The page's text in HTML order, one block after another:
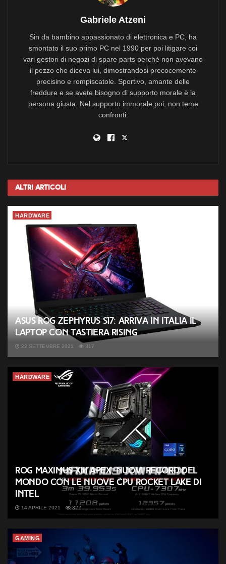
Gabriele Atzeni
Sin da bambino appassionato di elettronica e PC, ha
smontato il suo primo PC nel 1990 per poi litigare coi
vari gestori di negozi di spare parts perchè non avevano
il pezzo che diceva lui, dimostrandosi precocemente
precisino e rompiscatole. Sportivo, amante delle
freddure e se avete bisogno di supporto morale è la
persona giusta. Nel supporto immorale poi, non teme
confronti.
Altri Articoli
HARDWARE
ASUS ROG Zephyrus S17: arriva in Italia il
laptop con tastiera Rising
22 SETTEMBRE 2021 317
HARDWARE
ROG Maximus XIII Apex: nuovi record del
mondo con le nuove CPU Rocket Lake di
Intel
14 APRILE 2021 322
GAMING